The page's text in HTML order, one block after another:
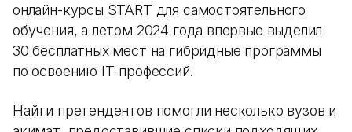
онлайн-курсы START для самостоятельного
обучения, а летом 2024 года впервые выделил
30 бесплатных мест на гибридные программы
по освоению IT-профессий.
Найти претендентов помогли несколько вузов и